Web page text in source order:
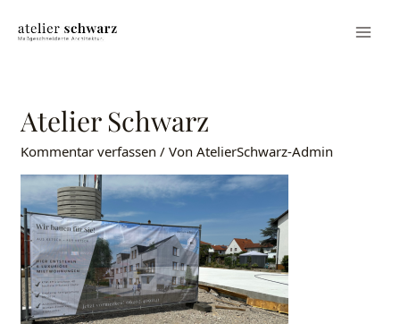
Atelier Schwarz
Kommentar verfassen / VonAtelierSchwarz-Admin